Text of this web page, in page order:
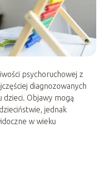
psychoruchowej z
diagnozowanych
Objawy mogą
jednak
w wieku